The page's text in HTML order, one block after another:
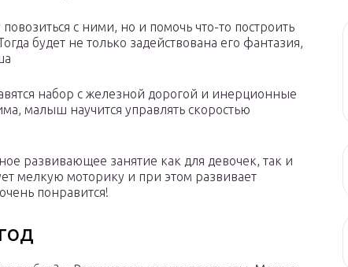
с ними, но и помочь что-то построить
будет не только задействована его фантазия,
набор с железной дорогой и инерционные
малыш научится управлять скоростью
развивающее занятие как для девочек, так и
мелкую моторику и при этом развивает
понравится!